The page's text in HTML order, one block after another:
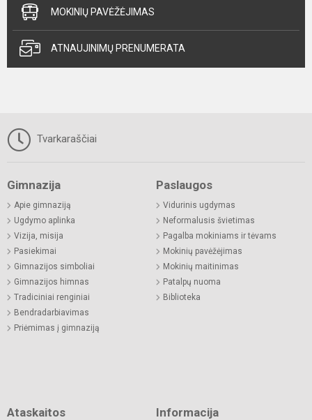
MOKINIŲ PAVĖŽĖJIMAS
ATNAUJINIMŲ PRENUMERATA
Tvarkaraščiai
Gimnazija
Apie gimnaziją
Ugdymo aplinka
Vizija, misija
Pasiekimai
Gimnazijos simboliai
Gimnazijos himnas
Tradiciniai renginiai
Bendradarbiavimas
Priėmimas į gimnaziją
Paslaugos
Vidurinis ugdymas
Neformalusis švietimas
Pagalba mokiniams ir tėvams
Mokinių pavėžėjimas
Mokinių maitinimas
Patalpų nuoma
Biblioteka
Ataskaitos Informacija